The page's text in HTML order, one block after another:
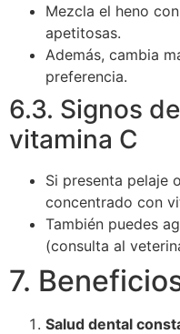
Mezcla el heno
apetitosas.
Además, cambia
preferencia.
6.3. Signos
vitamina C
Si presenta pelaje
concentrado con
También puedes
(consulta al
7.
Salud dental